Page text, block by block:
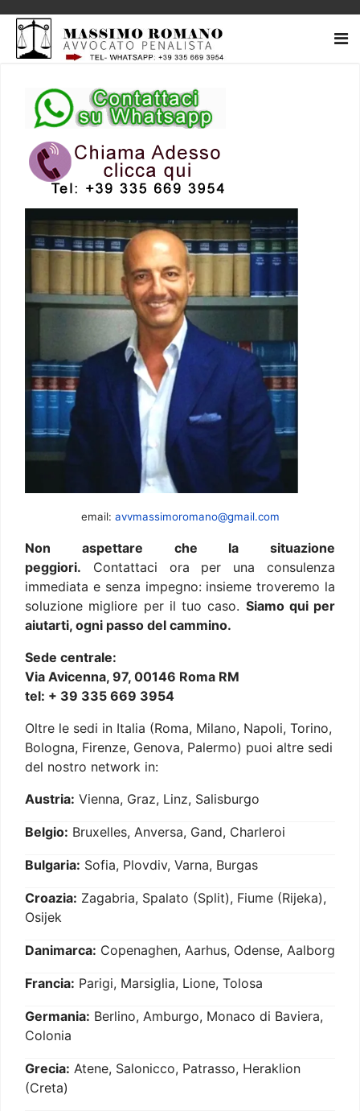
email: avvmassimoromano@gmail.com
Non aspettare che la situazione
peggiori. Contattaci ora per una consulenza
immediata e senza impegno: insieme troveremo la
soluzione migliore per il tuo caso. Siamo qui per
aiutarti, ogni passo del cammino.
Sede centrale:
Via Avicenna, 97, 00146 Roma RM
tel: + 39 335 669 3954
Oltre le sedi in Italia (Roma, Milano, Napoli, Torino,
Bologna, Firenze, Genova, Palermo) puoi altre sedi
del nostro network in:
Austria: Vienna, Graz, Linz, Salisburgo
Belgio: Bruxelles, Anversa, Gand, Charleroi
Bulgaria: Sofia, Plovdiv, Varna, Burgas
Croazia: Zagabria, Spalato (Split), Fiume (Rijeka),
Osijek
Danimarca: Copenaghen, Aarhus, Odense, Aalborg
Francia: Parigi, Marsiglia, Lione, Tolosa
Germania: Berlino, Amburgo, Monaco di Baviera,
Colonia
Grecia: Atene, Salonicco, Patrasso, Heraklion
(Creta)